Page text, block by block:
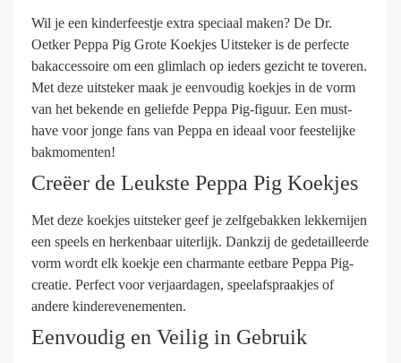
Wil je een kinderfeestje extra speciaal maken? De Dr.
Oetker Peppa Pig Grote Koekjes Uitsteker is de perfecte
bakaccessoire om een glimlach op ieders gezicht te toveren.
Met deze uitsteker maak je eenvoudig koekjes in de vorm
van het bekende en geliefde Peppa Pig-figuur. Een must-
have voor jonge fans van Peppa en ideaal voor feestelijke
bakmomenten!
Creëer de Leukste Peppa Pig Koekjes
Met deze koekjes uitsteker geef je zelfgebakken lekkernijen
een speels en herkenbaar uiterlijk. Dankzij de gedetailleerde
vorm wordt elk koekje een charmante eetbare Peppa Pig-
creatie. Perfect voor verjaardagen, speelafspraakjes of
andere kinderevenementen.
Eenvoudig en Veilig in Gebruik